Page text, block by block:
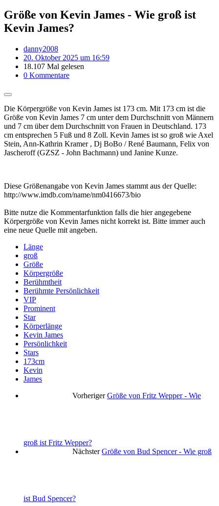
Größe von Kevin James - Wie groß ist
Kevin James?
danny2008
20. Oktober 2025 um 16:59
18.107 Mal gelesen
0 Kommentare
Die Körpergröße von Kevin James ist 173 cm. Mit 173 cm ist die
Größe von Kevin James 7 cm unter dem Durchschnitt von Männern
und 7 cm über dem Durchschnitt von Frauen in Deutschland. 173
cm entsprechen 5 Fuß und 8 Zoll. Kevin James ist so groß wie Axel
Stein, Ann-Kathrin Kramer , Dj BoBo / René Baumann, Felix von
Jascheroff (GZSZ - John Bachmann) und Janine Kunze.
Diese Größenangabe von Kevin James stammt aus der Quelle:
http://www.imdb.com/name/nm0416673/bio
Bitte nutze die Kommentarfunktion falls die hier angegebene
Körpergröße von Kevin James nicht korrekt ist. Bitte immer auch
eine neue Quelle mit angeben.
Länge
groß
Größe
Körpergröße
Berühmtheit
Berühmte Persönlichkeit
VIP
Prominent
Star
Körperlänge
Kevin James
Persönlichkeit
Stars
173cm
Kevin
James
Vorheriger Größe von Fritz Wepper - Wie
groß ist Fritz Wepper?
Nächster Größe von Bud Spencer - Wie groß
ist Bud Spencer?